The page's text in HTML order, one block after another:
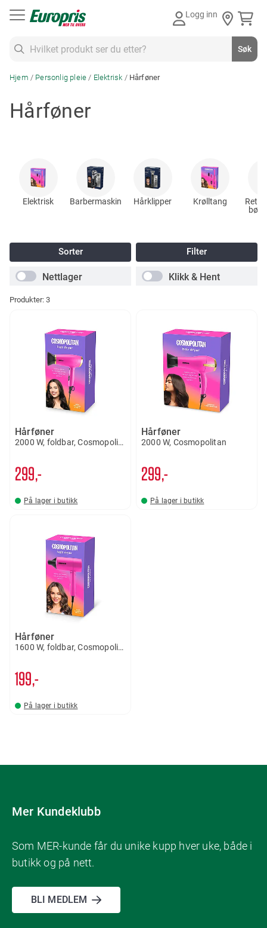
Logg inn
Søk
Hjem Personlig pleie Elektrisk Hårføner
Hårføner
Elektrisk Barbermaskin Hårklipper Krølltang
Nettlager Klikk & Hent
Produkter: 3
Hårføner
2000 W, foldbar, Cosmopolitan
299,-
På lager i butikk
Hårføner
2000 W, Cosmopolitan
299,-
På lager i butikk
Hårføner
1600 W, foldbar, Cosmopolitan
199,-
På lager i butikk
Filter
Sorter
Mer Kundeklubb
Som MER-kunde får du unike kupp hver uke, både i
butikk og på nett.
BLI MEDLEM